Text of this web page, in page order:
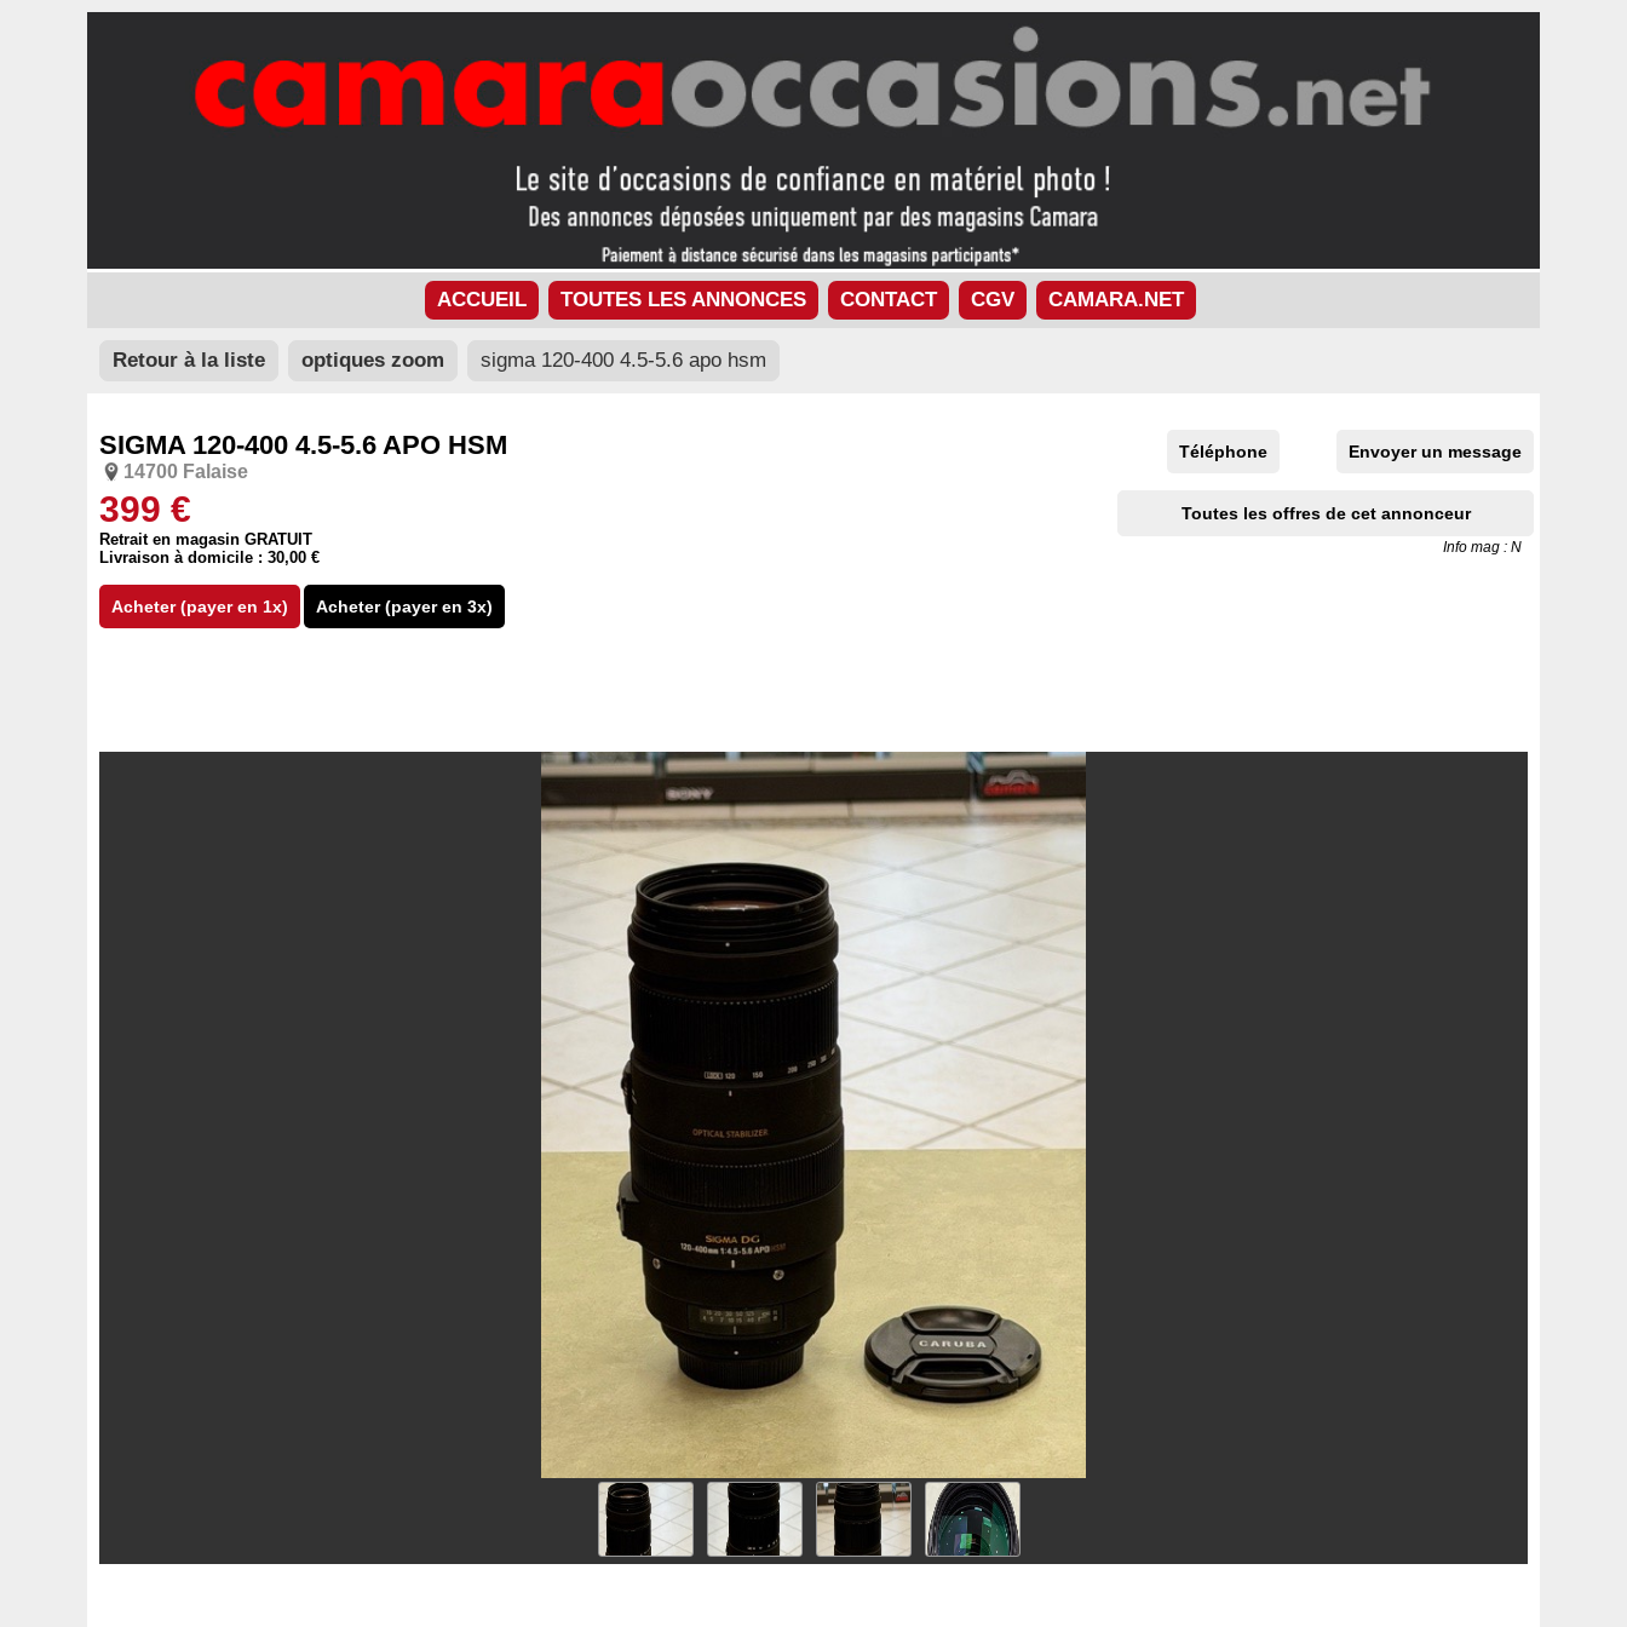
ACCUEIL TOUTES LES ANNONCES CONTACT CGV CAMARA.NET
Retour à la liste optiques zoom sigma 120-400 4.5-5.6 apo hsm
SIGMA 120-400 4.5-5.6 APO HSM
14700 Falaise
399 €
Retrait en magasin GRATUIT
Livraison à domicile : 30,00 €
Acheter (payer en 1x) Acheter (payer en 3x)
Téléphone Envoyer un message
Toutes les offres de cet annonceur
Info mag : N